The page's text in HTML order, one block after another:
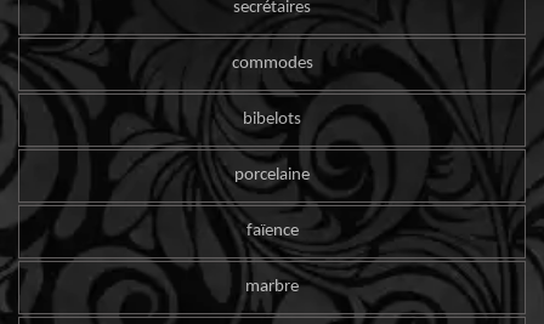
secrétaires
commodes
bibelots
porcelaine
faïence
marbre